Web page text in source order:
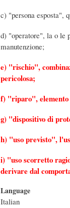
c) "persona esposta",
d) "operatore", la o le
manutenzione;
e) "rischio",
pericolosa;
f) "riparo", elemento
g) "dispositivo di
h) "uso previsto",
i) "uso scorretto
derivare dal
Language
Italian